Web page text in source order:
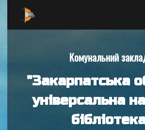
Комунальний
"Закарпатська
універсальна